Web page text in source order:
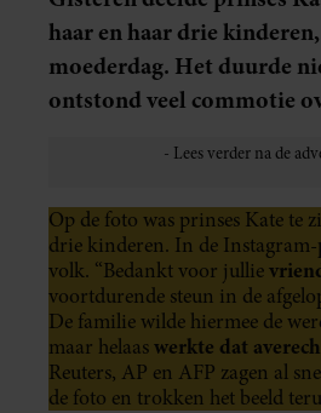
haar en haar drie
moederdag. Het duurde
ontstond veel commotie
Op de foto was prinses Kate te
drie kinderen. In de Instagram-
volk. “Bedankt voor jullie
voortdurende steun in de
De familie wilde hiermee de
maar helaaswerkte dat
Reuters, AP en AFP zagen al
de foto en trokken het beeld